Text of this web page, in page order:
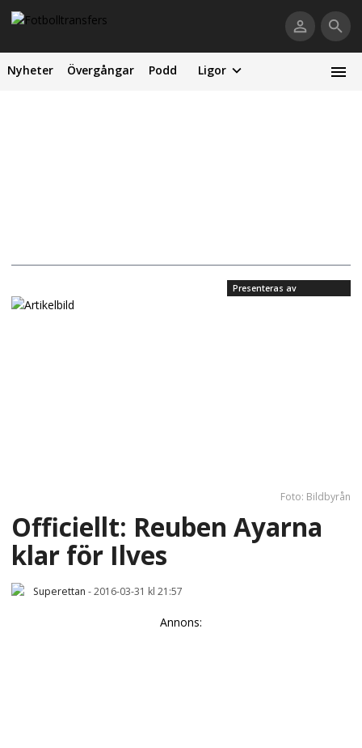
Nyheter Övergångar Podd Ligor
Presenteras av
Foto: Bildbyrån
Officiellt: Reuben Ayarna
klar för Ilves
Superettan -2016-03-31 kl 21:57
Annons: